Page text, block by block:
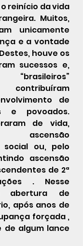
reinício da vida
Muitos,
unicamente
e a vontade
houve os
sucessos e,
contribuíram
de
e povoados.
de vida,
ascensão
social ou, pelo
ascensão
de 2ª
. Nesse
abertura de
após anos de
forçada ,
de algum lance